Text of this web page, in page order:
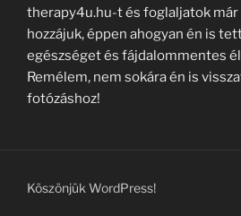
therapy4u.hu-t és foglaljatok
hozzájuk, éppen ahogyan én is
egészséget és fájdalommentes
Remélem, nem sokára én is
fotózáshoz!
Köszönjük WordPress!